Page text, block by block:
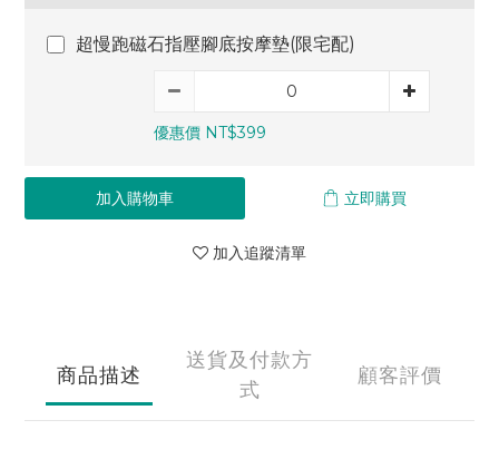
超慢跑磁石指壓腳底按摩墊(限宅配)
優惠價 NT$399
加入購物車 立即購買
加入追蹤清單
商品描述
送貨及付款方
式
顧客評價